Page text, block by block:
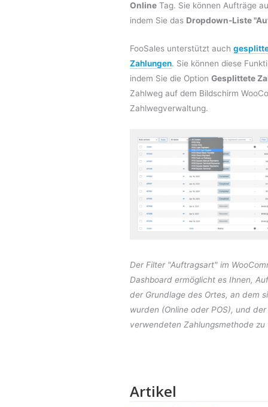
Online Tag. Sie können Aufträge
indem Sie das Dropdown-Liste
FooSales unterstützt auch
Zahlungen. Sie können diese
indem Sie die Option Gesplittete
Zahlweg auf dem Bildschirm
Zahlwegverwaltung.
Der Filter "Auftragsart" im
Dashboard ermöglicht es Ihnen,
der Grundlage des Ortes, an dem
wurden (Online oder POS), und der
verwendeten Zahlungsmethode zu
Artikel